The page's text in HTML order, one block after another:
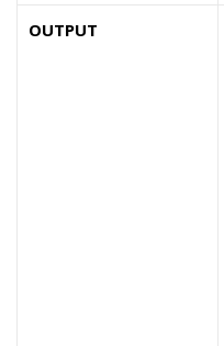
OUTPUT